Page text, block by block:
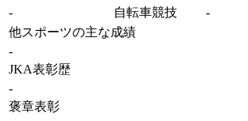
-
自転車競技
-
他スポーツの主な成績
-
JKA表彰歴
-
褒章表彰